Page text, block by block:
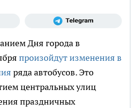
Дня города в
произойдут изменения в
ряда автобусов. Это
центральных улиц
праздничных